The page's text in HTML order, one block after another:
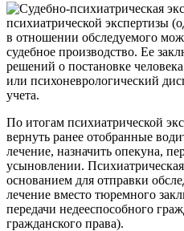
психиатрической экспертизы
в отношении обследуемого
судебное производство. Ее
решений о постановке
или психоневрологический
учета.
По итогам психиатрической
вернуть ранее отобранные
лечение, назначить опекуна,
усыновлении.
основанием для отправки
лечение вместо тюремного
передачи недееспособного
гражданского права).